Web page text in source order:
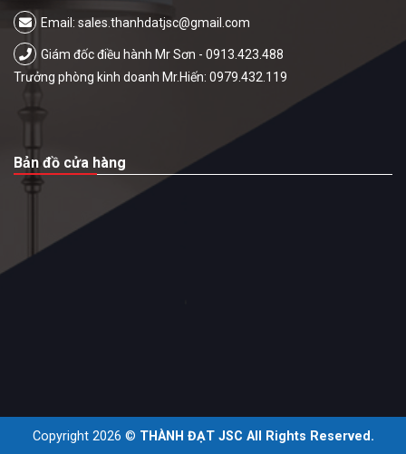
Email: sales.thanhdatjsc@gmail.com
Giám đốc điều hành Mr Sơn - 0913.423.488
Trưởng phòng kinh doanh Mr.Hiến: 0979.432.119
Bản đồ cửa hàng
Copyright 2026 © THÀNH ĐẠT JSC All Rights Reserved.